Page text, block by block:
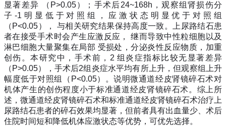
显著差异 （ P>0.05）；手术后24~168h ，观察组肾损伤分
子 -1 明显低于对照组，应激状态明显优于对照组
（ P<0.05），
与相关研究结果保持高度一致。上尿路结石患
者在接受手术时会产生应激反应，
继而导致中性粒细胞以及
淋巴细胞大量聚集在局部 受损处，分泌炎性反应物质，加重
创伤。本研究中，手术前， 2 组炎症指标比较无显著差异
（ P>0.05），手术后2组炎症水平均有所上升，但观察组上升
幅度低于对照组（ P<0.05）。说明微通道经皮肾镜碎石术对
机体产生的创伤程度小于标准通道经皮肾镜碎石术。综上所
述，微通道经皮肾镜碎石术和标准通道经皮肾镜碎石术治疗上
尿路结石患者的碎石效果均显著，但前者具有出血量少、术后
住院时间短和降低机体应激状态等优势，可优先选择。